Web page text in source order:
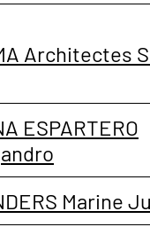
Architectes
ESPARTERO
Marine